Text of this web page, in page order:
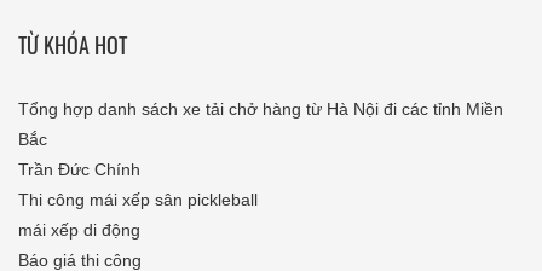
TỪ KHÓA HOT
Tổng hợp danh sách xe tải chở hàng từ Hà Nội đi các tỉnh Miền
Bắc
Trần Đức Chính
Thi công mái xếp sân pickleball
mái xếp di động
Báo giá thi công